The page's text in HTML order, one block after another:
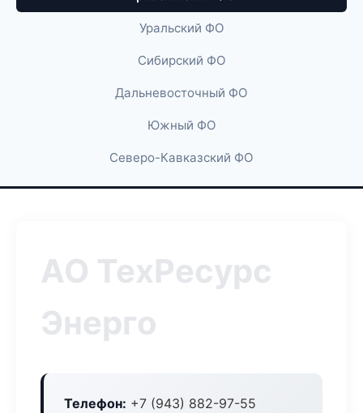
Уральский ФО
Сибирский ФО
Дальневосточный ФО
Южный ФО
Северо-Кавказский ФО
АО ТехРесурс
Энерго
Телефон: +7 (943) 882-97-55